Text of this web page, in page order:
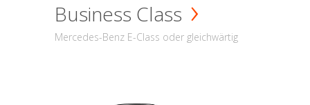
Business Class
Mercedes-Benz E-Class oder gleichwärtig